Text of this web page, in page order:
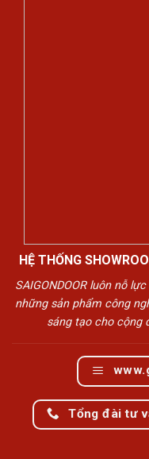
HỆ THỐNG
SAIGONDOOR luôn nỗ
những sản phẩm công
sáng tạo cho cộng
Tổng đài tư